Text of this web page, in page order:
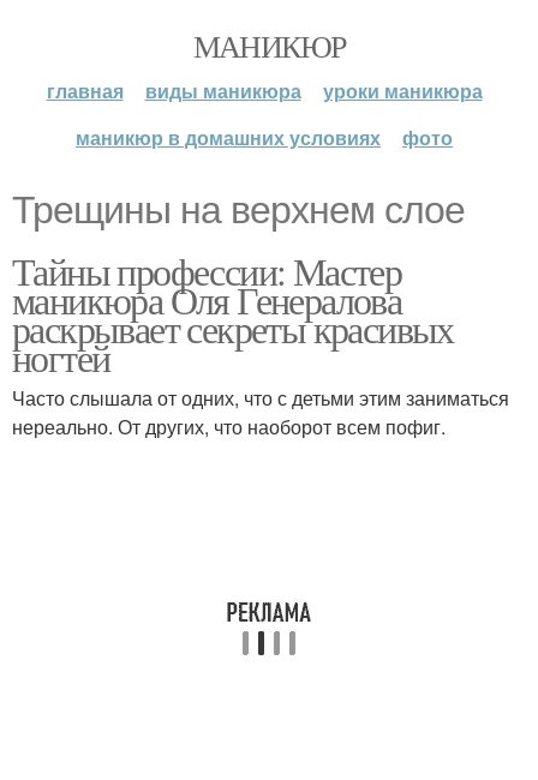
МАНИКЮР
главная виды маникюра
уроки маникюра
маникюр в домашних условиях
фото
Трещины на верхнем слое
Тайны профессии: Мастер
маникюра Оля Генералова
раскрывает секреты красивых
ногтей
Часто слышала от одних, что с детьми этим заниматься
нереально. От других, что наоборот всем пофиг.